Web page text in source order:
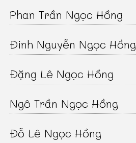
Phan Trần Ngọc Hồng
Đinh Nguyễn Ngọc Hồng
Đặng Lê Ngọc Hồng
Ngô Trần Ngọc Hồng
Đỗ Lê Ngọc Hồng